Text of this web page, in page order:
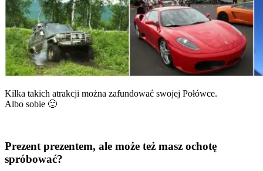
Kil­ka takich atrak­cji moż­na zafun­do­wać swo­jej Połów­ce.
Albo sobie 🙂
Prezent prezentem, ale może też masz ochotę
spróbować?